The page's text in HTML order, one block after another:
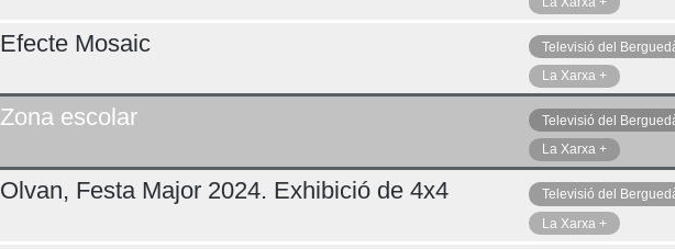
Demà
Efecte Mosaic
Televisió del
La Xarxa +
Zona escolar
Televisió del
La Xarxa +
Olvan, Festa Major 2024. Exhibició de 4x4
Televisió del
La Xarxa +